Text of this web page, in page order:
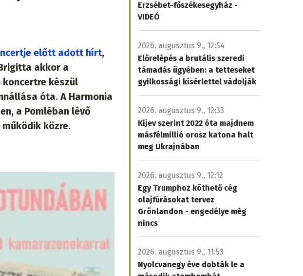
előtt adott hírt,
akkor a
készül
óta. A Harmonia
a Pomléban lévő
közre.
Erzsébet-főszékesegyház -
VIDEÓ
2026. augusztus 9., 12:54
Előrelépés a brutális szeredi
támadás ügyében: a tetteseket
gyilkossági kísérlettel vádolják
2026. augusztus 9., 12:33
Kijev szerint 2022 óta majdnem
másfélmillió orosz katona halt
meg Ukrajnában
2026. augusztus 9., 12:12
Egy Trumphoz köthető cég
olajfúrásokat tervez
Grönlandon - engedélye még
nincs
2026. augusztus 9., 11:53
Nyolcvanegy éve dobták le a